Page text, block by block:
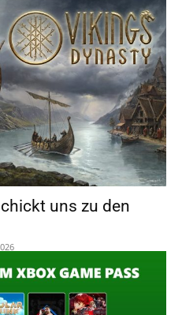
uns zu den